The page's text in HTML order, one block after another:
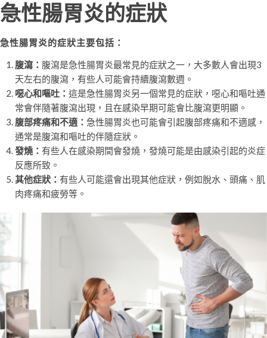
急性腸胃炎的症狀
急性腸胃炎的症狀主要包括：
腹瀉： 腹瀉是急性腸胃炎最常見的症狀之一，大多數人會出現3
天左右的腹瀉，有些人可能會持續腹瀉數週。
噁心和嘔吐： 這是急性腸胃炎另一個常見的症狀，噁心和嘔吐通
常會伴隨著腹瀉出現，且在感染早期可能會比腹瀉更明顯。
腹部疼痛和不適： 急性腸胃炎也可能會引起腹部疼痛和不適感，
通常是腹瀉和嘔吐的伴隨症狀。
發燒： 有些人在感染期間會發燒，發燒可能是由感染引起的炎症
反應所致。
其他症狀： 有些人可能還會出現其他症狀，例如脫水、頭痛、肌
肉疼痛和疲勞等。